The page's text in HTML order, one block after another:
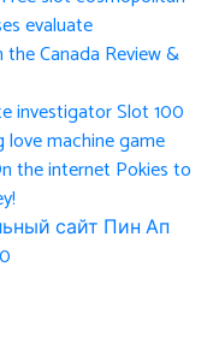
evaluate
the Canada Review &
investigator Slot 100
love machine game
the internet Pokies to
сайт Пин Ап